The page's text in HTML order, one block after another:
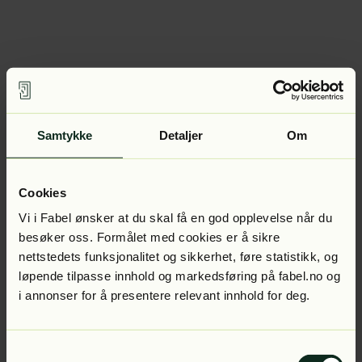
Samtykke Detaljer Om
Cookies
Vi i Fabel ønsker at du skal få en god opplevelse når du
besøker oss. Formålet med cookies er å sikre
nettstedets funksjonalitet og sikkerhet, føre statistikk, og
løpende tilpasse innhold og markedsføring på fabel.no og
i annonser for å presentere relevant innhold for deg.